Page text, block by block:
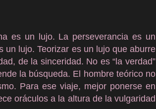
es un lujo. La perseverancia es un
un lujo. Teorizar es un lujo que aburre
de la sinceridad. No es “la verdad”
la búsqueda. El hombre teórico no
Para ese viaje, mejor ponerse en
oráculos a la altura de la vulgaridad